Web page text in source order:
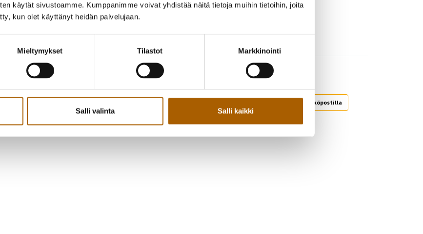
käytät sivustoamme. Kumppanimme voivat yhdistää näitä tietoja muihin tietoihin, joita
kun olet käyttänyt heidän palvelujaan.
Mieltymykset Tilastot Markkinointi
Salli valinta Salli kaikki
Kutsu kaveri mukaan!
Jaa sähköpostilla